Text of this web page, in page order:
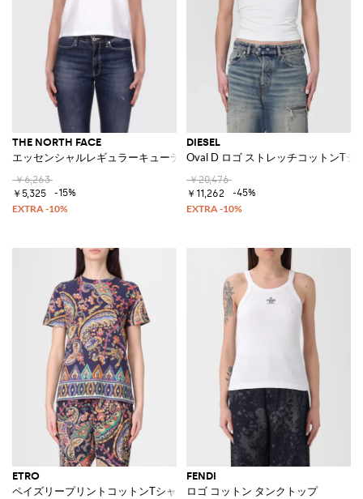
THE NORTH FACE
エッセンシャルレギュラーキューティー コットンTシャツ
￥6,263
￥5,325
-15%
DIESEL
Oval D ロゴ ストレッチコットンTシ
￥20,476
￥11,262
-45%
ETRO
ペイズリープリントコットンTシャツ
FENDI
ロゴ コットン タンクトップ